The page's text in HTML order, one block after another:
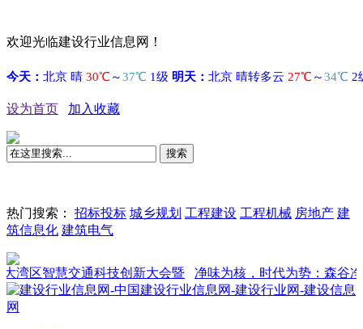
欢迎光临建设行业信息网！
设为首页 加入收藏
搜索
热门搜索： 招标投标 城乡规划 工程建设 工程机械 房地产 建
筑信息化 建筑电气
慧交通科技创新大会暨 净味为核，时代为势：森谷净味板的